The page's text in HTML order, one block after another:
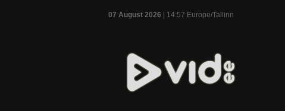
07 August 2026 | 14:57 Europe/Tallinn